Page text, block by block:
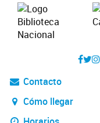
Contacto
Cómo llegar